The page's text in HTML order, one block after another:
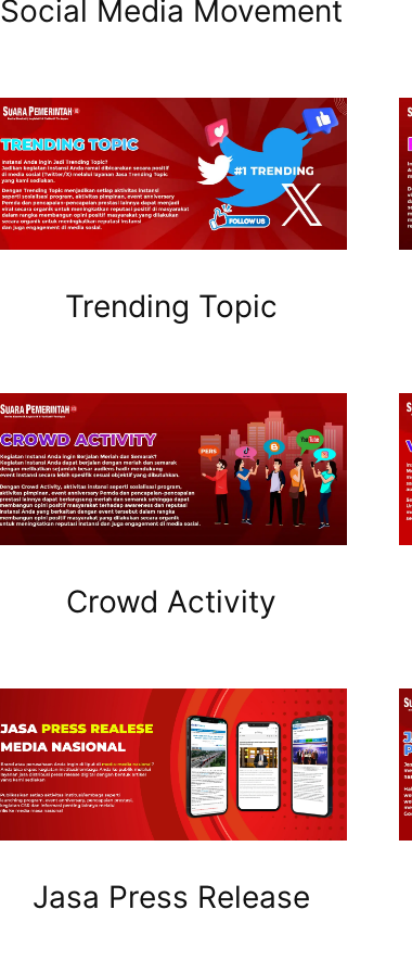
Social Media Movement
Trending Topic
Crowd Activity
Jasa Press Release